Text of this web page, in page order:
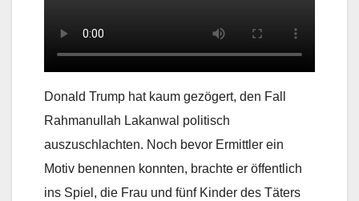
Donald Trump hat kaum gezögert, den Fall
Rahmanullah Lakanwal politisch
auszuschlachten. Noch bevor Ermittler ein
Motiv benennen konnten, brachte er öffentlich
ins Spiel, die Frau und fünf Kinder des Täters